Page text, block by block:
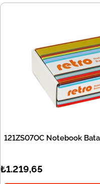
121ZS07OC Notebook
₺1.219,65